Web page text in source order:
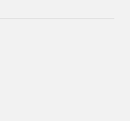
без связи с
и
СУБД.